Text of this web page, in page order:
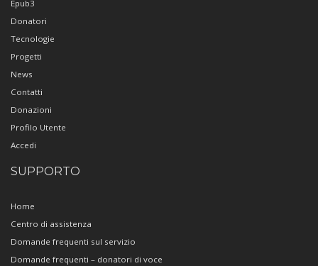
Epub3
Donatori
Tecnologie
Progetti
News
Contatti
Donazioni
Profilo Utente
Accedi
SUPPORTO
Home
Centro di assistenza
Domande frequenti sul servizio
Domande frequenti – donatori di voce